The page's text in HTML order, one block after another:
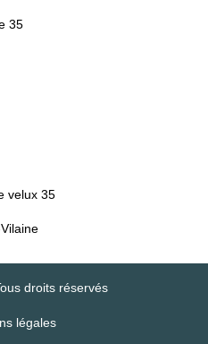
35
velux 35
droits réservés
légales